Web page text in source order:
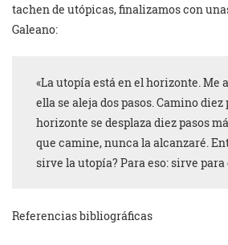
tachen de utópicas, finalizamos con
Galeano:
«La utopía está en el horizonte. Me
ella se aleja dos pasos. Camino diez
horizonte se desplaza diez pasos
que camine, nunca la alcanzaré.
sirve la utopía? Para eso: sirve
Referencias bibliográficas